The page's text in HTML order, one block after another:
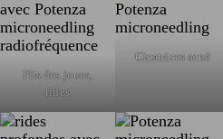
Plis des joues,
rides
Cicatrices acné